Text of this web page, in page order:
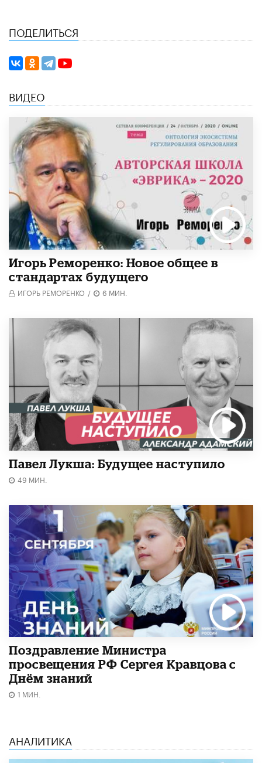
ПОДЕЛИТЬСЯ
ВИДЕО
Игорь Реморенко: Новое общее в
стандартах будущего
ИГОРЬ РЕМОРЕНКО / 6 МИН.
Павел Лукша: Будущее наступило
49 МИН.
Поздравление Министра
просвещения РФ Сергея Кравцова с
Днём знаний
1 МИН.
АНАЛИТИКА